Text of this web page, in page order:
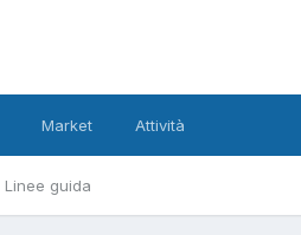
Linee guida
Market Attività